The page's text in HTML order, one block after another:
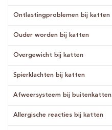
Ontlastingproblemen bij katten
Ouder worden bij katten
Overgewicht bij katten
Spierklachten bij katten
Afweersysteem bij buitenkatten
Allergische reacties bij katten